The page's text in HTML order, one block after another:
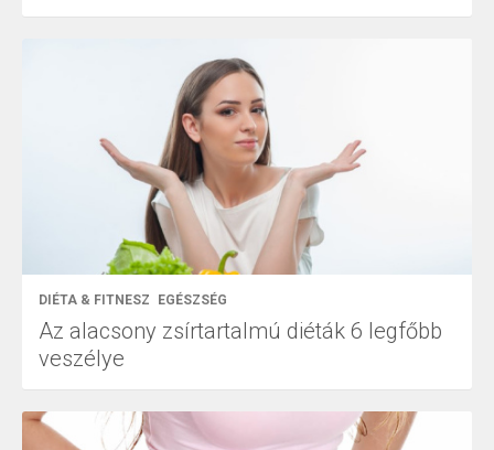
DIÉTA & FITNESZ EGÉSZSÉG
Az alacsony zsírtartalmú diéták 6 legfőbb
veszélye